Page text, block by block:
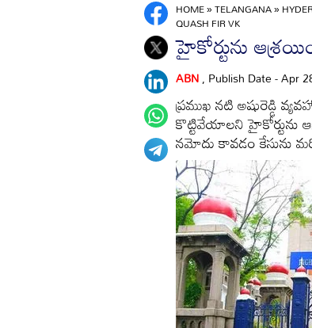
HOME»TELANGANA»
QUASH FIR VK
హైకోర్టును
ABN, Publish Date - Apr
ప్రముఖ నటి అషురెడ్డి
కొట్టివేయాలని హైకోర్టును
నమోదు కావడం కేసును